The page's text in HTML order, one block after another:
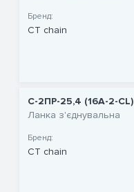
Бренд:
CT chain
С-2ПР-25,4 (16A-2-CL)
Ланка з'єднувальна
Бренд:
CT chain